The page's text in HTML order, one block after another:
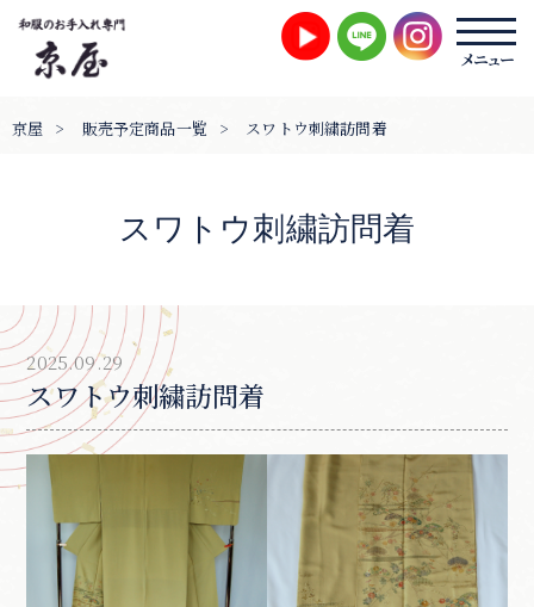
京屋 > 販売予定商品一覧 > スワトウ刺繍訪問着
スワトウ刺繍訪問着
2025.09.29
スワトウ刺繍訪問着